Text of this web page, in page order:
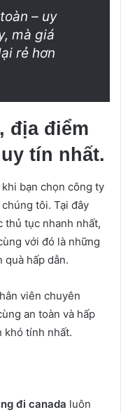
– uy
mà giá
rẻ hơn
địa điểm
tín nhất.
bạn chọn công ty
tôi. Tại đây
thủ tục nhanh nhất,
với đó là những
quà hấp dẫn.
viên chuyên
an toàn và hấp
khó tính nhất.
đi canada luôn